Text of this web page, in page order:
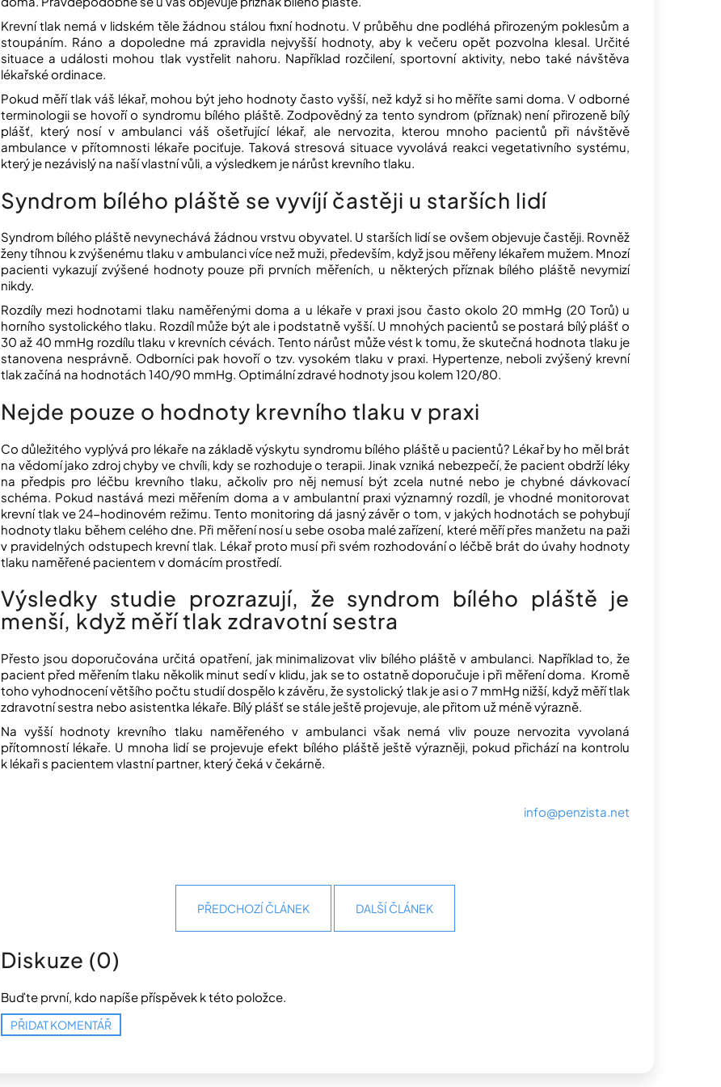
Krevní tlak nemá v lidském těle žádnou stálou fixní hodnotu. V průběhu dne podléhá přirozeným poklesům a
stoupáním. Ráno a dopoledne má zpravidla nejvyšší hodnoty, aby k večeru opět pozvolna klesal. Určité
situace a události mohou tlak vystřelit nahoru. Například rozčilení, sportovní aktivity, nebo také návštěva
lékařské ordinace.
Pokud měří tlak váš lékař, mohou být jeho hodnoty často vyšší, než když si ho měříte sami doma. V odborné
terminologii se hovoří o syndromu bílého pláště. Zodpovědný za tento syndrom (příznak) není přirozeně bílý
plášť, který nosí v ambulanci váš ošetřující lékař, ale nervozita, kterou mnoho pacientů při návštěvě
ambulance v přítomnosti lékaře pociťuje. Taková stresová situace vyvolává reakci vegetativního systému,
který je nezávislý na naší vlastní vůli, a výsledkem je nárůst krevního tlaku.
Syndrom bílého pláště se vyvíjí častěji u starších lidí
Syndrom bílého pláště nevynechává žádnou vrstvu obyvatel. U starších lidí se ovšem objevuje častěji. Rovněž
ženy tíhnou k zvýšenému tlaku v ambulanci více než muži, především, když jsou měřeny lékařem mužem. Mnozí
pacienti vykazují zvýšené hodnoty pouze při prvních měřeních, u některých příznak bílého pláště nevymizí
nikdy.
Rozdíly mezi hodnotami tlaku naměřenými doma a u lékaře v praxi jsou často okolo 20 mmHg (20 Torů) u
horního systolického tlaku. Rozdíl může být ale i podstatně vyšší. U mnohých pacientů se postará bílý plášť o
30 až 40 mmHg rozdílu tlaku v krevních cévách. Tento nárůst může vést k tomu, že skutečná hodnota tlaku je
stanovena nesprávně. Odborníci pak hovoří o tzv. vysokém tlaku v praxi. Hypertenze, neboli zvýšený krevní
tlak začíná na hodnotách 140/90 mmHg. Optimální zdravé hodnoty jsou kolem 120/80.
Nejde pouze o hodnoty krevního tlaku v praxi
Co důležitého vyplývá pro lékaře na základě výskytu syndromu bílého pláště u pacientů? Lékař by ho měl brát
na vědomí jako zdroj chyby ve chvíli, kdy se rozhoduje o terapii. Jinak vzniká nebezpečí, že pacient obdrží léky
na předpis pro léčbu krevního tlaku, ačkoliv pro něj nemusí být zcela nutné nebo je chybné dávkovací
schéma. Pokud nastává mezi měřením doma a v ambulantní praxi významný rozdíl, je vhodné monitorovat
krevní tlak ve 24-hodinovém režimu. Tento monitoring dá jasný závěr o tom, v jakých hodnotách se pohybují
hodnoty tlaku během celého dne. Při měření nosí u sebe osoba malé zařízení, které měří přes manžetu na paži
v pravidelných odstupech krevní tlak. Lékař proto musí při svém rozhodování o léčbě brát do úvahy hodnoty
tlaku naměřené pacientem v domácím prostředí.
Výsledky studie prozrazují, že syndrom bílého pláště je
menší, když měří tlak zdravotní sestra
Přesto jsou doporučována určitá opatření, jak minimalizovat vliv bílého pláště v ambulanci. Například to, že
pacient před měřením tlaku několik minut sedí v klidu, jak se to ostatně doporučuje i při měření doma. Kromě
toho vyhodnocení většího počtu studií dospělo k závěru, že systolický tlak je asi o 7 mmHg nižší, když měří tlak
zdravotní sestra nebo asistentka lékaře. Bílý plášť se stále ještě projevuje, ale přitom už méně výrazně.
Na vyšší hodnoty krevního tlaku naměřeného v ambulanci však nemá vliv pouze nervozita vyvolaná
přítomností lékaře. U mnoha lidí se projevuje efekt bílého pláště ještě výrazněji, pokud přichází na kontrolu
k lékaři s pacientem vlastní partner, který čeká v čekárně.
info@penzista.net
PŘEDCHOZÍ ČLÁNEK DALŠÍ ČLÁNEK
Diskuze (0)
Buďte první, kdo napíše příspěvek k této položce.
PŘIDAT KOMENTÁŘ